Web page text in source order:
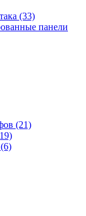
(33)
панели
(21)
(6)